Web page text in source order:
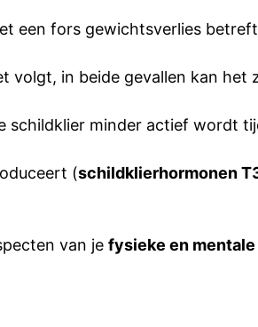
een fors gewichtsverlies
in beide gevallen kan het
schildklier minder actief wordt
(schildklierhormonen
van je fysieke en